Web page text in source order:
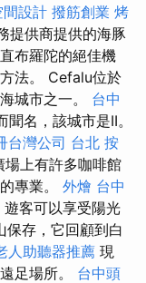
間設計 撥筋創業 烤
提供商提供的海豚
布羅陀的絕佳機
法。 Cefalu位於
城市之一。 台中
名，該城市是II。
台灣公司 台北 按
上有許多咖啡館
專業。 外燴 台中
客可以享受陽光
存，它回顧到白
人助聽器推薦 現
足場所。 台中頭